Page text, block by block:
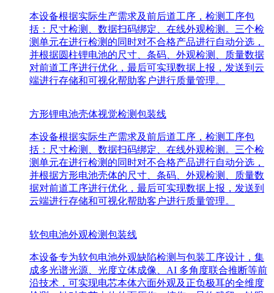
本设备根据实际生产需求及前后道工序，检测工序包
括：尺寸检测、数据扫码绑定、在线外观检测。三个检
测单元在进行检测的同时对不合格产品进行自动分选，
并根据圆柱锂电池的尺寸、条码、外观检测、质量数据
对前道工序进行优化，最后可实现数据上报，发送到云
端进行存储和可视化帮助客户进行质量管理。
方形锂电池壳体视觉检测包装线
本设备根据实际生产需求及前后道工序，检测工序包
括：尺寸检测、数据扫码绑定、在线外观检测。三个检
测单元在进行检测的同时对不合格产品进行自动分选，
并根据方形电池壳体的尺寸、条码、外观检测、质量数
据对前道工序进行优化，最后可实现数据上报，发送到
云端进行存储和可视化帮助客户进行质量管理。
软包电池外观检测包装线
本设备专为软包电池外观缺陷检测与包装工序设计，集
成多光谱光源、光度立体成像、AI 多角度联合推断等前
沿技术，可实现电芯本体六面外观及正负极耳的全维度